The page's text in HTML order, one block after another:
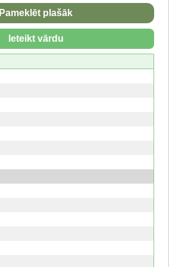
Pameklēt plašāk
Ieteikt vārdu